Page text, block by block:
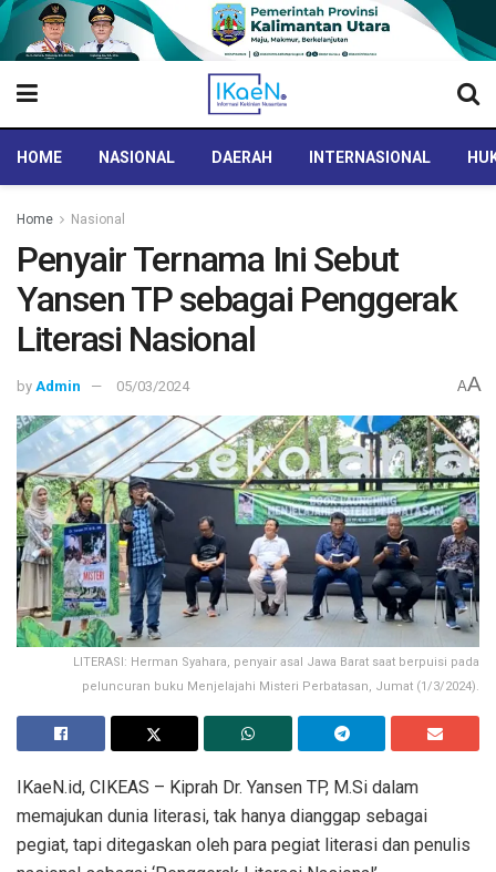
HOME NASIONAL DAERAH INTERNASIONAL
Home Nasional
Penyair Ternama Ini Sebut
Yansen TP sebagai Penggerak
Literasi Nasional
by Admin 05/03/2024 AA
LITERASI: Herman Syahara, penyair asal Jawa Barat saat berpuisi pada
peluncuran buku Menjelajahi Misteri Perbatasan, Jumat (1/3/2024).
IKaeN.id, CIKEAS – Kiprah Dr. Yansen TP, M.Si dalam
memajukan dunia literasi, tak hanya dianggap sebagai
pegiat, tapi ditegaskan oleh para pegiat literasi dan penulis